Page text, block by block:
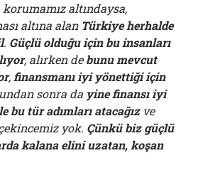
altındaysa,
altına alan Türkiye herhalde
. Güçlü olduğu için bu insanları
, alırken debunu mevcut
,finansmanı iyi yönettiği için
sonra da yine finansı iyi
bu tür adımları atacağızve
yok. Çünkü biz güçlü
kalana elini uzatan, koşan